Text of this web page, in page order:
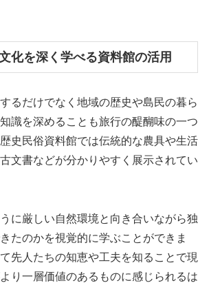
化を深く学べる資料館の活用
るだけでなく地域の歴史や島民の暮ら
識を深めることも旅行の醍醐味の一つ
史民俗資料館では伝統的な農具や生活
文書などが分かりやすく展示されてい
に厳しい自然環境と向き合いながら独
たのかを視覚的に学ぶことができま
先人たちの知恵や工夫を知ることで現
り一層価値のあるものに感じられるは